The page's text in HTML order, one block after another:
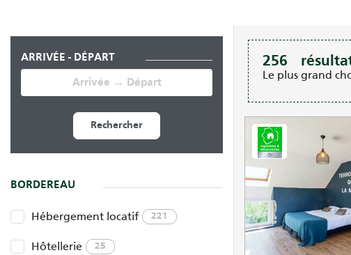
ARRIVÉE - DÉPART
Rechercher
BORDEREAU
Hébergement locatif 221
Hôtellerie 25
256
Le plus grand